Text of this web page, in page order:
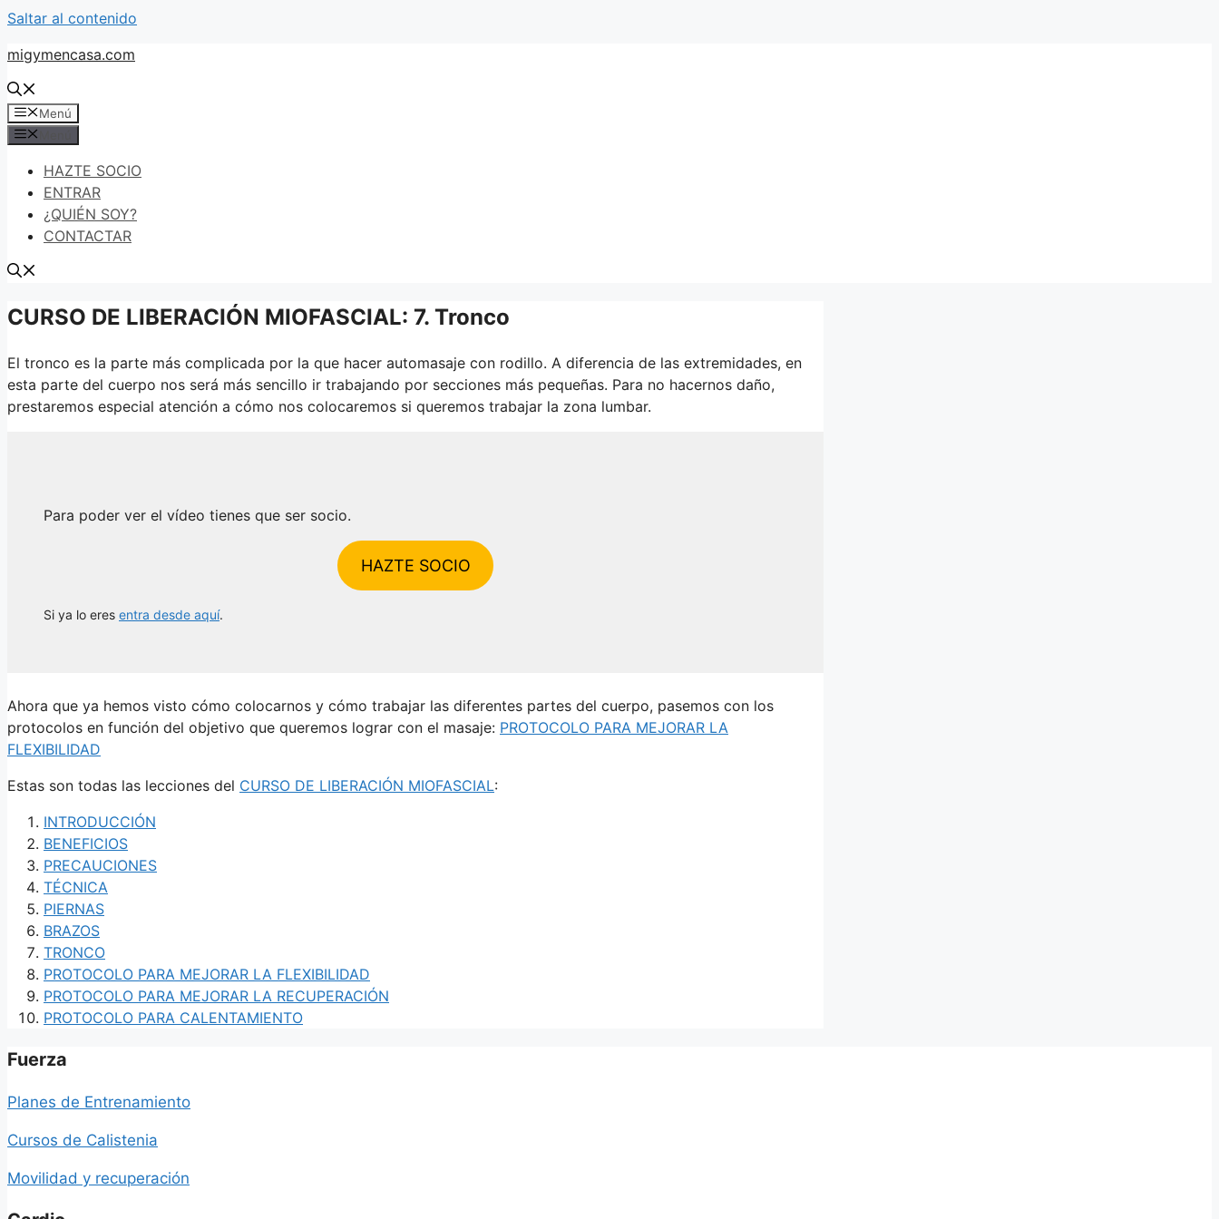
Saltar al contenido
migymencasa.com
Menú
HAZTE SOCIO
ENTRAR
¿QUIÉN SOY?
CONTACTAR
CURSO DE LIBERACIÓN MIOFASCIAL: 7. Tronco
El tronco es la parte más complicada por la que hacer automasaje con rodillo. A diferencia de las extremidades, en
esta parte del cuerpo nos será más sencillo ir trabajando por secciones más pequeñas. Para no hacernos daño,
prestaremos especial atención a cómo nos colocaremos si queremos trabajar la zona lumbar.
Para poder ver el vídeo tienes que ser socio.
HAZTE SOCIO
Si ya lo eres entra desde aquí.
Ahora que ya hemos visto cómo colocarnos y cómo trabajar las diferentes partes del cuerpo, pasemos con los
protocolos en función del objetivo que queremos lograr con el masaje: PROTOCOLO PARA MEJORAR LA
FLEXIBILIDAD
Estas son todas las lecciones del CURSO DE LIBERACIÓN MIOFASCIAL:
INTRODUCCIÓN
BENEFICIOS
PRECAUCIONES
TÉCNICA
PIERNAS
BRAZOS
TRONCO
PROTOCOLO PARA MEJORAR LA FLEXIBILIDAD
PROTOCOLO PARA MEJORAR LA RECUPERACIÓN
PROTOCOLO PARA CALENTAMIENTO
Fuerza
Planes de Entrenamiento
Cursos de Calistenia
Movilidad y recuperación